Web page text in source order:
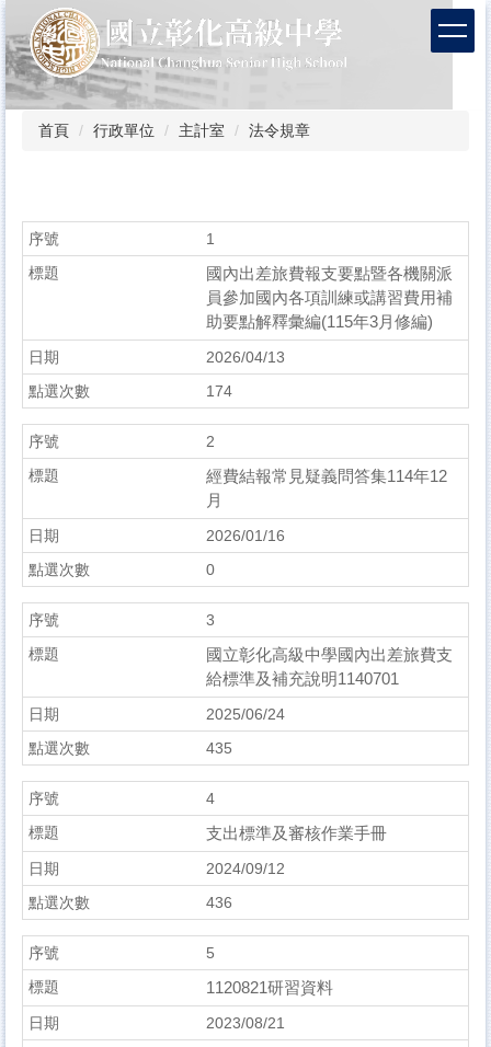
到
主
要
內
首頁 行政單位 主計室 法令規章
1
國內出差旅費報支要點暨各機關派
員參加國內各項訓練或講習費用補
助要點解釋彙編(115年3月修編)
2026/04/13
174
2
經費結報常見疑義問答集114年12
月
2026/01/16
0
3
國立彰化高級中學國內出差旅費支
給標準及補充說明1140701
2025/06/24
435
4
支出標準及審核作業手冊
2024/09/12
436
5
1120821研習資料
2023/08/21